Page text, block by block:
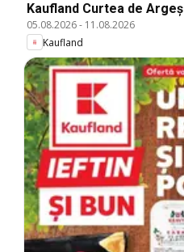
Kaufland Curtea de Argeș
05.08.2026- 11.08.2026
Kaufland